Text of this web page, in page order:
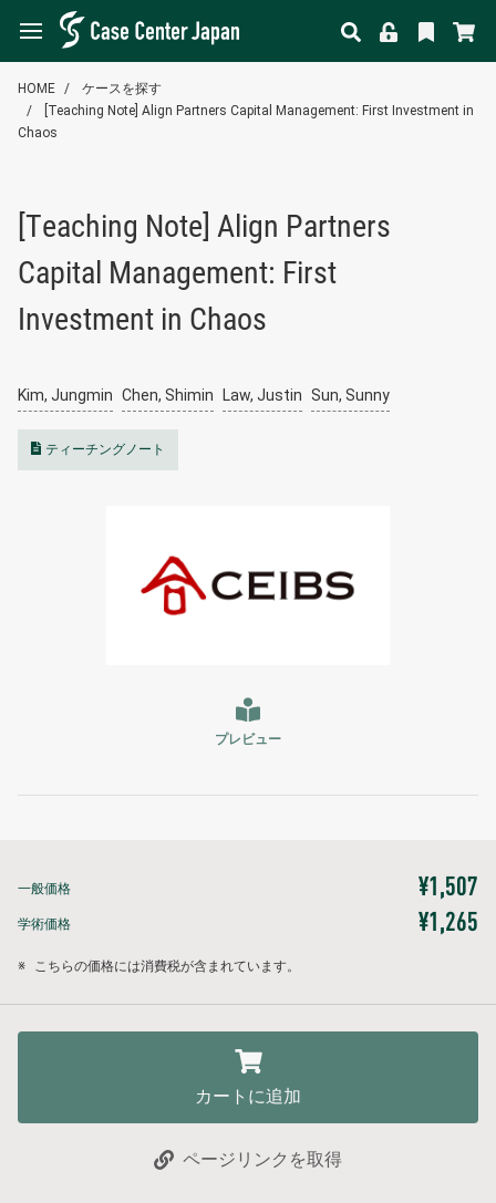
HOME
ケースを探す
[Teaching Note] Align Partners Capital Management: First Investment in
Chaos
[Teaching Note] Align Partners
Capital Management: First
Investment in Chaos
Kim, Jungmin Chen, Shimin Law, Justin Sun, Sunny
ティーチングノート
プレビュー
一般価格 ¥1,507
学術価格 ¥1,265
※ こちらの価格には消費税が含まれています。
カートに追加
ページリンクを取得